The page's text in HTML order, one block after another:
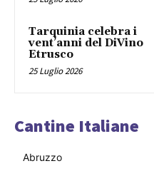
Tarquinia celebra i
vent’anni del DiVino
Etrusco
25 Luglio 2026
Cantine Italiane
Abruzzo